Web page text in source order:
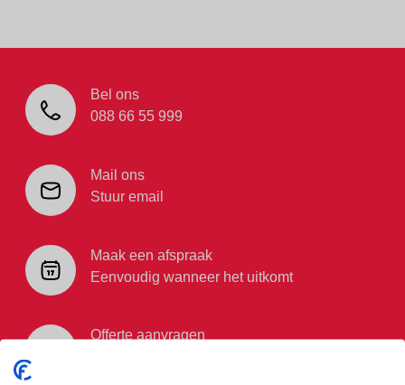
Bel ons
088 66 55 999
Mail ons
Stuur email
Maak een afspraak
Eenvoudig wanneer het uitkomt
Offerte aanvragen